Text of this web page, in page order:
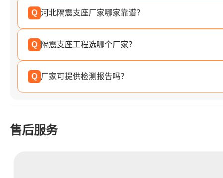
Q 河北隔震支座厂家哪家靠谱？
Q 隔震支座工程选哪个厂家？
Q 厂家可提供检测报告吗？
售后服务